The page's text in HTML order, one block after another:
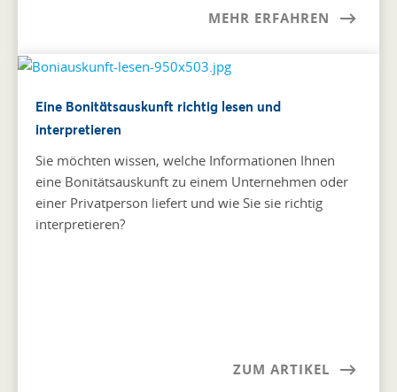
MEHR ERFAHREN
Eine Bonitätsauskunft richtig lesen und
interpretieren
Sie möchten wissen, welche Informationen Ihnen
eine Bonitätsauskunft zu einem Unternehmen oder
einer Privatperson liefert und wie Sie sie richtig
interpretieren?
ZUM ARTIKEL